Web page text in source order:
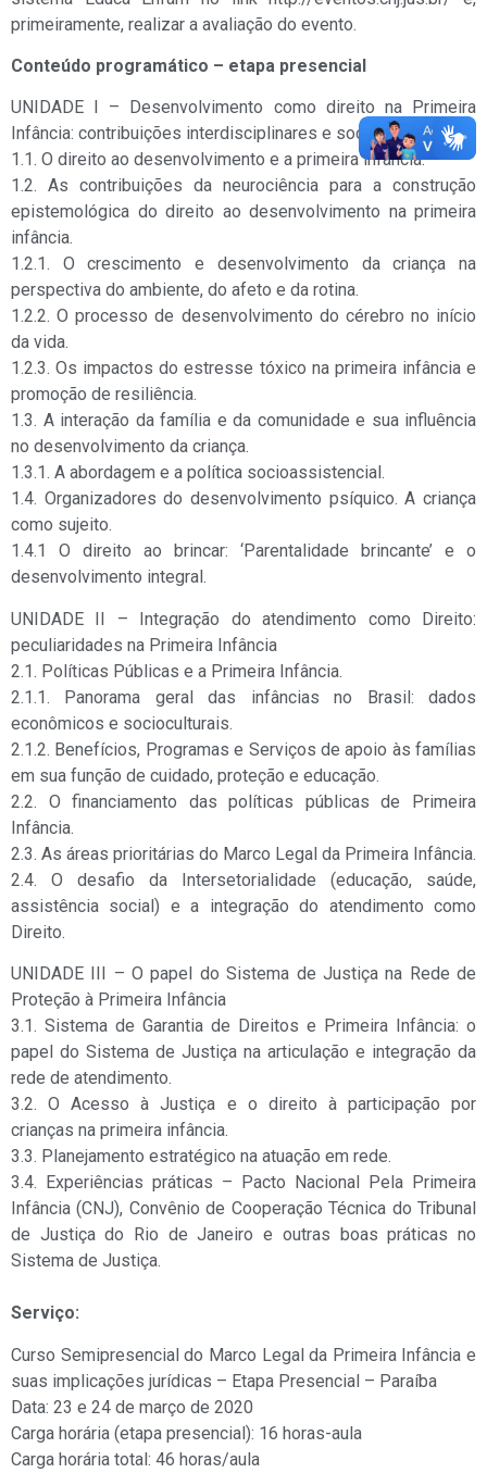
primeiramente, realizar a avaliação do evento.
Conteúdo programático – etapa presencial
UNIDADE I – Desenvolvimento como direito na Primeira
Infância: contribuições interdisciplinares e sociopolíticas
1.1. O direito ao desenvolvimento e a primeira infância.
1.2. As contribuições da neurociência para a construção
epistemológica do direito ao desenvolvimento na primeira
infância.
1.2.1. O crescimento e desenvolvimento da criança na
perspectiva do ambiente, do afeto e da rotina.
1.2.2. O processo de desenvolvimento do cérebro no início
da vida.
1.2.3. Os impactos do estresse tóxico na primeira infância e
promoção de resiliência.
1.3. A interação da família e da comunidade e sua influência
no desenvolvimento da criança.
1.3.1. A abordagem e a política socioassistencial.
1.4. Organizadores do desenvolvimento psíquico. A criança
como sujeito.
1.4.1 O direito ao brincar: ‘Parentalidade brincante’ e o
desenvolvimento integral.
UNIDADE II – Integração do atendimento como Direito:
peculiaridades na Primeira Infância
2.1. Políticas Públicas e a Primeira Infância.
2.1.1. Panorama geral das infâncias no Brasil: dados
econômicos e socioculturais.
2.1.2. Benefícios, Programas e Serviços de apoio às famílias
em sua função de cuidado, proteção e educação.
2.2. O financiamento das políticas públicas de Primeira
Infância.
2.3. As áreas prioritárias do Marco Legal da Primeira Infância.
2.4. O desafio da Intersetorialidade (educação, saúde,
assistência social) e a integração do atendimento como
Direito.
UNIDADE III – O papel do Sistema de Justiça na Rede de
Proteção à Primeira Infância
3.1. Sistema de Garantia de Direitos e Primeira Infância: o
papel do Sistema de Justiça na articulação e integração da
rede de atendimento.
3.2. O Acesso à Justiça e o direito à participação por
crianças na primeira infância.
3.3. Planejamento estratégico na atuação em rede.
3.4. Experiências práticas – Pacto Nacional Pela Primeira
Infância (CNJ), Convênio de Cooperação Técnica do Tribunal
de Justiça do Rio de Janeiro e outras boas práticas no
Sistema de Justiça.
Serviço:
Curso Semipresencial do Marco Legal da Primeira Infância e
suas implicações jurídicas – Etapa Presencial – Paraíba
Data: 23 e 24 de março de 2020
Carga horária (etapa presencial): 16 horas-aula
Carga horária total: 46 horas/aula